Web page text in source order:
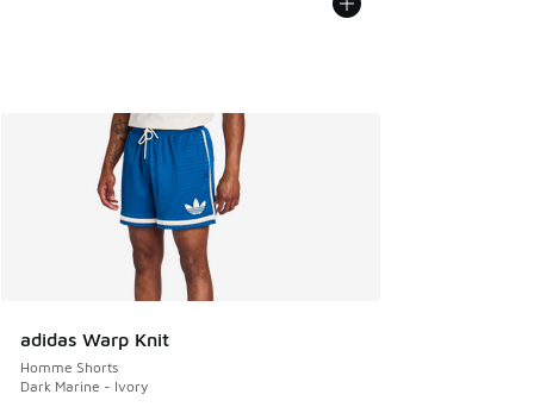
adidas Warp Knit
Homme Shorts
Dark Marine - Ivory